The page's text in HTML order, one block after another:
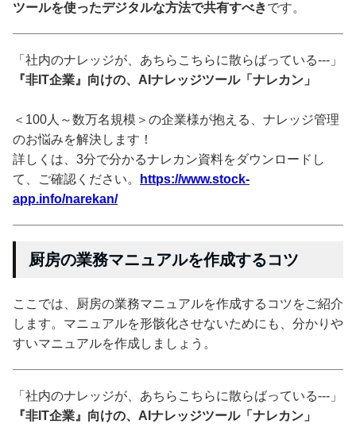
ツールを使ったデジタルな方法で共有すべきです。
「社内のナレッジが、あちらこちらに散らばっている---」
『非IT企業』向けの、AIナレッジツール「ナレカン」
＜100人～数万名規模＞の企業様が抱える、ナレッジ管理
のお悩みを解決します！
詳しくは、3分で分かるナレカン資料をダウンロードし
て、ご確認ください。
https://www.stock-
app.info/narekan/
厨房の業務マニュアルを作成するコツ
ここでは、厨房の業務マニュアルを作成するコツをご紹介
します。マニュアルを形骸化させないためにも、分かりや
すいマニュアルを作成しましょう。
「社内のナレッジが、あちらこちらに散らばっている---」
『非IT企業』向けの、AIナレッジツール「ナレカン」